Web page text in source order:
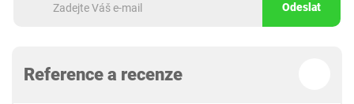
Odeslat
Reference a recenze